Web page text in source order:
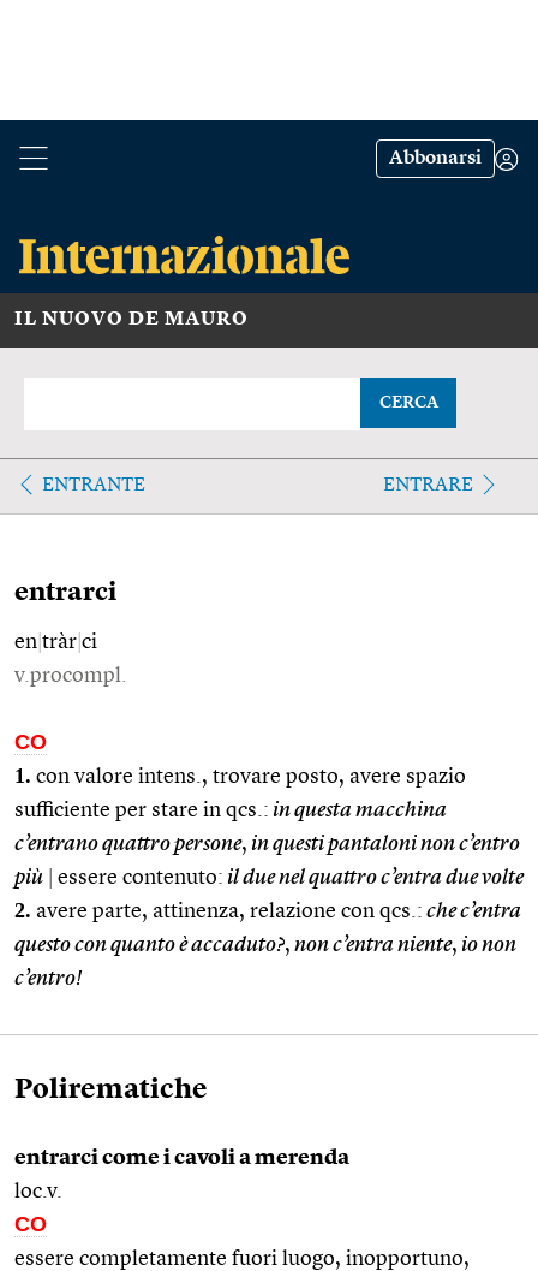
Abbonarsi
IL NUOVO DE MAURO
CERCA
ENTRANTE ENTRARE
entrarci
en tràr ci
v.procompl.
CO
1. con valore intens., trovare posto, avere spazio
sufficiente per stare in qcs.: in questa macchina
c’entrano quattro persone, in questi pantaloni non c’entro
più
essere contenuto: il due nel quattro c’entra due volte
2. avere parte, attinenza, relazione con qcs.: che c’entra
questo con quanto è accaduto?, non c’entra niente, io non
c’entro!
Polirematiche
entrarci come i cavoli a merenda
loc.v.
CO
essere completamente fuori luogo, inopportuno,